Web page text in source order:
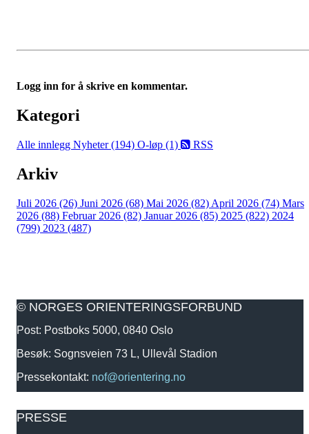
Logg inn for å skrive en kommentar.
Kategori
Alle innlegg Nyheter (194) O-løp (1) RSS
Arkiv
Juli 2026 (26) Juni 2026 (68) Mai 2026 (82) April 2026 (74) Mars
2026 (88) Februar 2026 (82) Januar 2026 (85) 2025 (822) 2024
(799) 2023 (487)
© NORGES ORIENTERINGSFORBUND
Post: Postboks 5000, 0840 Oslo
Besøk: Sognsveien 73 L, Ullevål Stadion
Pressekontakt: nof@orientering.no
PRESSE